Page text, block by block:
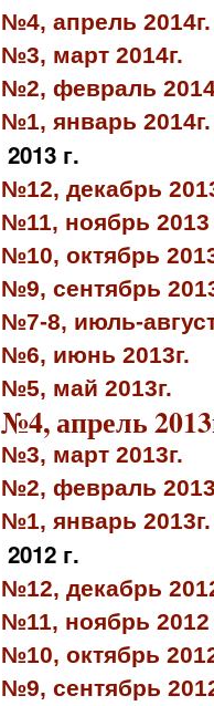
№4, апрель 2014г.
№3, март 2014г.
№2, февраль
№1, январь 2014г.
2013 г.
№12, декабрь
№11, ноябрь 2013
№10, октябрь
№9, сентябрь
№7-8, июль-
№6, июнь 2013г.
№5, май 2013г.
№4, апрель
№3, март 2013г.
№2, февраль
№1, январь 2013г.
2012 г.
№12, декабрь
№11, ноябрь 2012
№10, октябрь
№9, сентябрь